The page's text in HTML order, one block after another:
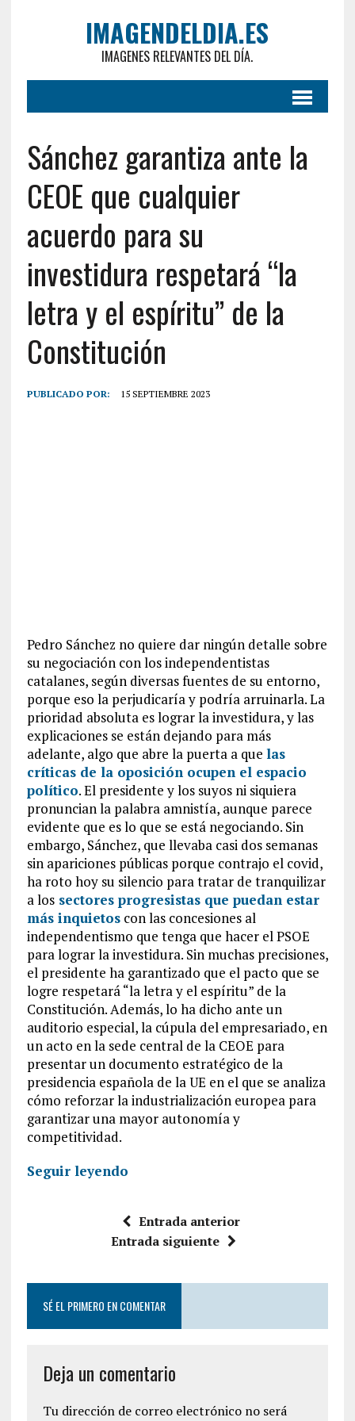
IMAGENDELDIA.ES
IMAGENES RELEVANTES DEL DÍA.
Sánchez garantiza ante la
CEOE que cualquier
acuerdo para su
investidura respetará “la
letra y el espíritu” de la
Constitución
PUBLICADO POR: 15 SEPTIEMBRE 2023
Pedro Sánchez no quiere dar ningún detalle sobre
su negociación con los independentistas
catalanes, según diversas fuentes de su entorno,
porque eso la perjudicaría y podría arruinarla. La
prioridad absoluta es lograr la investidura, y las
explicaciones se están dejando para más
adelante, algo que abre la puerta a que las
críticas de la oposición ocupen el espacio
político. El presidente y los suyos ni siquiera
pronuncian la palabra amnistía, aunque parece
evidente que es lo que se está negociando. Sin
embargo, Sánchez, que llevaba casi dos semanas
sin apariciones públicas porque contrajo el covid,
ha roto hoy su silencio para tratar de tranquilizar
a lossectores progresistas que puedan estar
más inquietoscon las concesiones al
independentismo que tenga que hacer el PSOE
para lograr la investidura. Sin muchas precisiones,
el presidente ha garantizado que el pacto que se
logre respetará “la letra y el espíritu” de la
Constitución. Además, lo ha dicho ante un
auditorio especial, la cúpula del empresariado, en
un acto en la sede central de la CEOE para
presentar un documento estratégico de la
presidencia española de la UE en el que se analiza
cómo reforzar la industrialización europea para
garantizar una mayor autonomía y
competitividad.
Seguir leyendo
Entrada anterior
Entrada siguiente
SÉ EL PRIMERO EN COMENTAR
Deja un comentario
Tu dirección de correo electrónico no será